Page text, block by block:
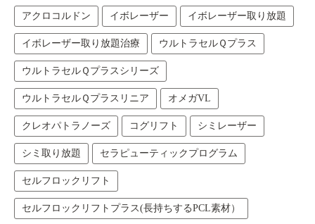
アクロコルドン イボレーザー イボレーザー取り放題
イボレーザー取り放題治療 ウルトラセルＱプラス
ウルトラセルＱプラスシリーズ
ウルトラセルＱプラスリニア オメガVL
クレオパトラノーズ コグリフト シミレーザー
シミ取り放題 セラピューティックプログラム
セルフロックリフト
セルフロックリフトプラス(長持ちするPCL素材）